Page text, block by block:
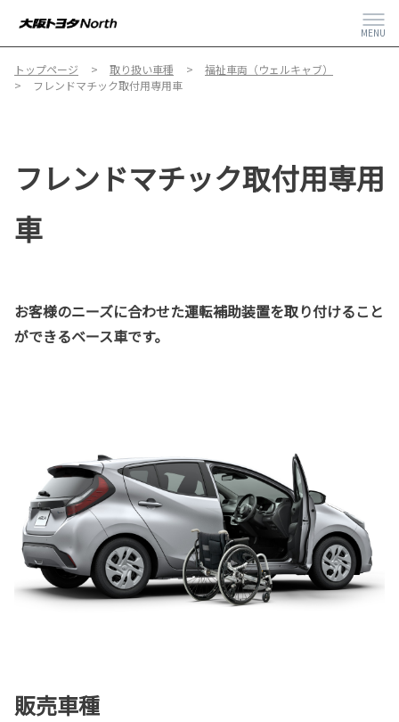
MENU
トップページ 取り扱い車種
福祉車両（ウェルキャブ）
フレンドマチック取付用専用車
フレンドマチック取付用専用
車
お客様のニーズに合わせた運転補助装置を取り付けること
ができるベース車です。
販売車種